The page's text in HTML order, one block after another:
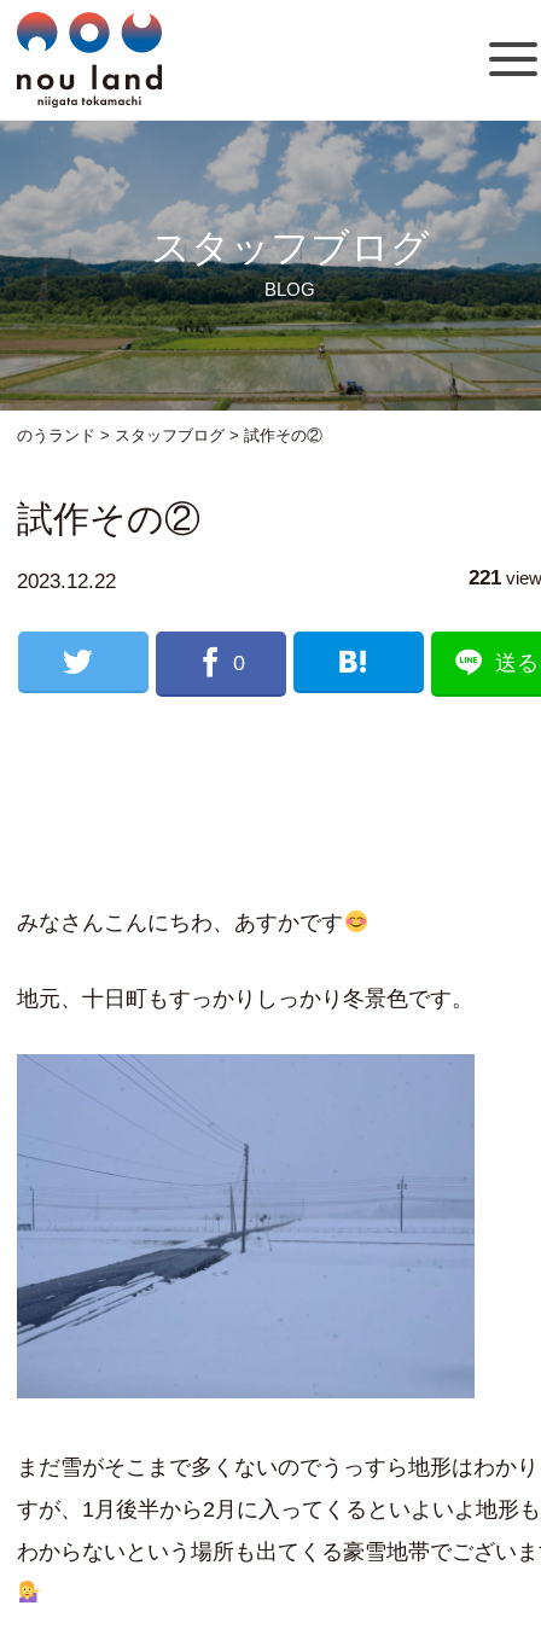
スタッフブログ
BLOG
のうランド > スタッフブログ >試作その②
試作その②
2023.12.22 221view
0 送る
みなさんこんにちわ、あすかです
地元、十日町もすっかりしっかり冬景色です。
まだ雪がそこまで多くないのでうっすら地形はわか
すが、1月後半から2月に入ってくるといよいよ地形も
わからないという場所も出てくる豪雪地帯でござい